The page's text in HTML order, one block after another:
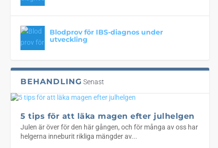
Blodprov för IBS-diagnos under
utveckling
BEHANDLING Senast
5 tips för att läka magen efter julhelgen
Julen är över för den här gången, och för många av oss har
helgerna inneburit rikliga mängder av...